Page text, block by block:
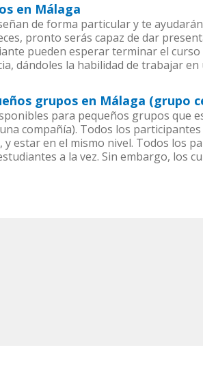
en Málaga
de forma particular y te
pronto serás capaz de dar
pueden esperar terminar el
dándoles la habilidad de trabajar
grupos en Málaga (grupo
para pequeños grupos que
compañía). Todos los
estar en el mismo nivel. Todos los
a la vez. Sin embargo, los